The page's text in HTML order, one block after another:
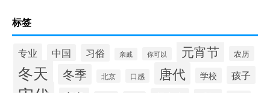
标签
专业 中国 习俗 亲戚 你可以 元宵节 农历
冬天 冬季 北京 口感 唐代 学校 孩子